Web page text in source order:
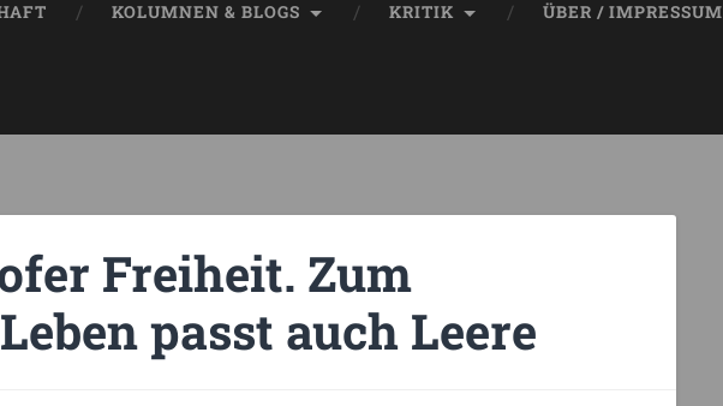
KOLUMNEN & BLOGS KRITIK ÜBER / IMPRESSUM
Freiheit. Zum
passt auch Leere